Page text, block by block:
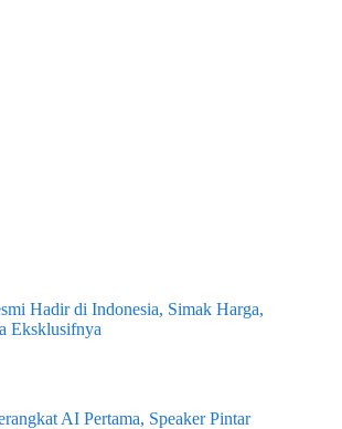
Hadir di Indonesia, Simak Harga,
Eksklusifnya